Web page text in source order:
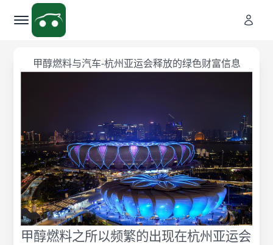
甲醇燃料与汽车-杭州亚运会释放的绿色财富信息
甲醇燃料之所以频繁的出现在杭州亚运会